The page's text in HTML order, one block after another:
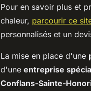
Pour en savoir plus et
chaleur, parcourir ce
personnalisés et un
La mise en place d'une
d'une entreprise
Conflans-Sainte-